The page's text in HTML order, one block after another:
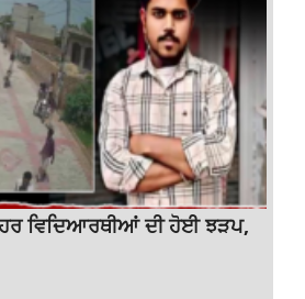
ਵਿਦਿਆਰਥੀਆਂ ਦੀ ਹੋਈ ਝੜਪ,